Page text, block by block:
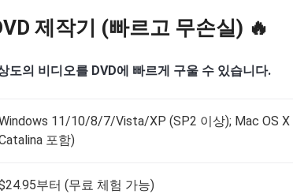
제작기 (빠르고 무손실) 🔥
도의 비디오를 DVD에 빠르게 구울 수 있습니다.
11/10/8/7/Vista/XP (SP2 이상); Mac OS X
포함)
부터 (무료 체험 가능)